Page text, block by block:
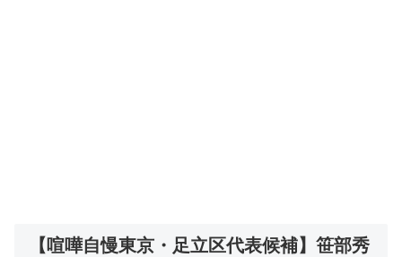
【喧嘩自慢東京・足立区代表候補】笹部秀